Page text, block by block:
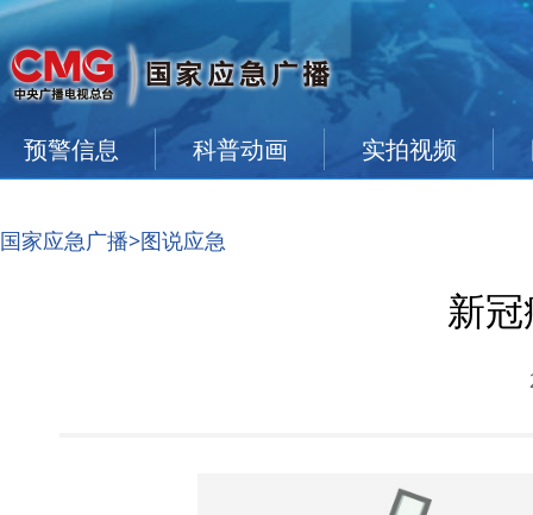
预警信息 科普动画 实拍视频
国家应急广播>图说应急
新